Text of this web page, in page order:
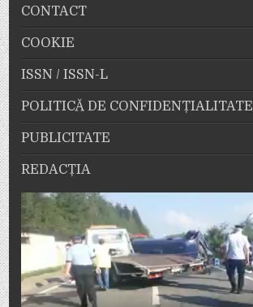
CONTACT
COOKIE
ISSN / ISSN-L
POLITICĂ DE CONFIDENȚIALITATE
PUBLICITATE
REDACȚIA